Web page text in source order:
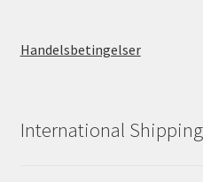
Handelsbetingelser
International Shipping